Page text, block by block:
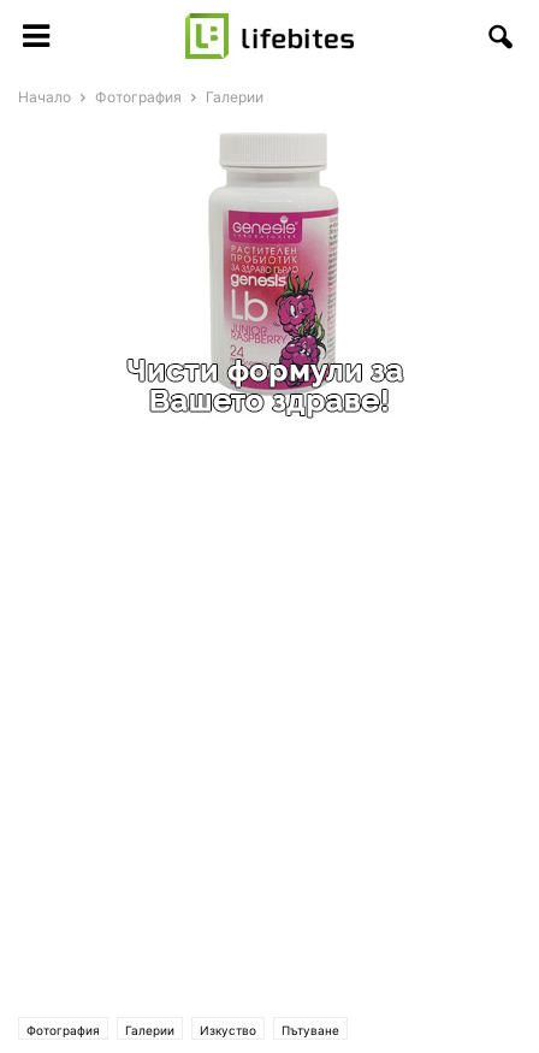
Начало Фотография Галерии
Фотография Галерии Изкуство Пътуване